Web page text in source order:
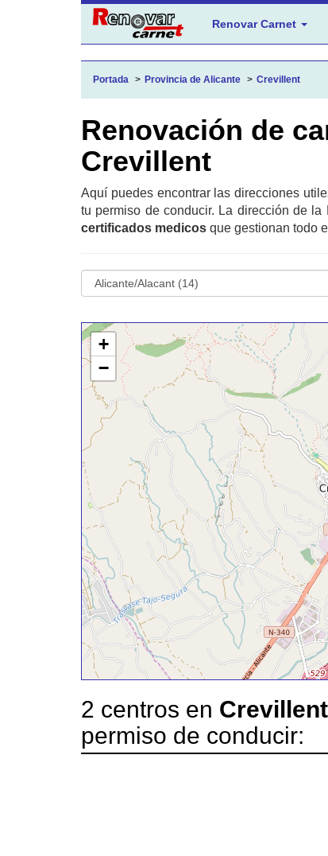
Renovar Carnet
Portada Provincia de Alicante Crevillent
Renovación de
Crevillent
Aquí puedes encontrar las direcciones
tu permiso de conducir. La dirección de
certificados medicos que gestionan todo
+
−
2 centros en Crevillent
permiso de conducir: